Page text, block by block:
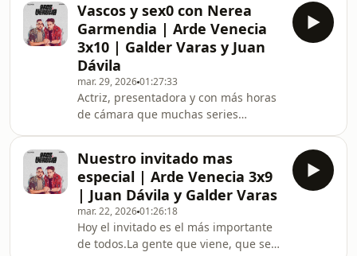
después de haber pasado por
separado… pero esta vez
juntos.Hablan de humor, de oficio y de
lo que pasa cuando dos formas de
entender la comedia se cruzan en el
mismo sitio.Un episodio especial
donde repetir no es un error… es una
mejora.
Vascos y sex0 con Nerea
Garmendia | Arde Venecia
3x10 | Galder Varas y Juan
Dávila
mar. 29, 202601:27:33
Actriz, presentadora y con más horas
de cámara que muchas series
hombres, de enfermedades y de todo
lo que hay detrás de una vida delante
del foco.Cuando la máscara cae,
descubrimos una parte que no
siempre se ve:la persona que hay
detrás del personaje.
Nuestro invitado mas
especial | Arde Venecia 3x9
| Juan Dávila y Galder Varas
mar. 22, 202601:26:18
Hoy el invitado es el más importante
de todos.La gente que viene, que se